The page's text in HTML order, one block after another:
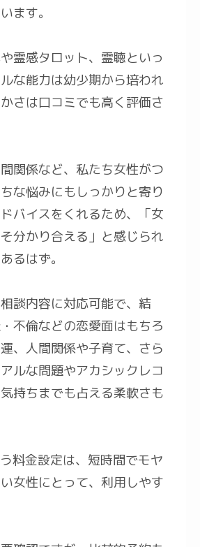
ます。
霊感タロット、霊聴といっ
な能力は幼少期から培われ
さは口コミでも高く評価さ
関係など、私たち女性がつ
な悩みにもしっかりと寄り
バイスをくれるため、「女
分かり合える」と感じられ
るはず。
談内容に対応可能で、結
不倫などの恋愛面はもちろ
、人間関係や子育て、さら
ルな問題やアカシックレコ
持ちまでも占える柔軟さも
料金設定は、短時間でモヤ
女性にとって、利用しやす